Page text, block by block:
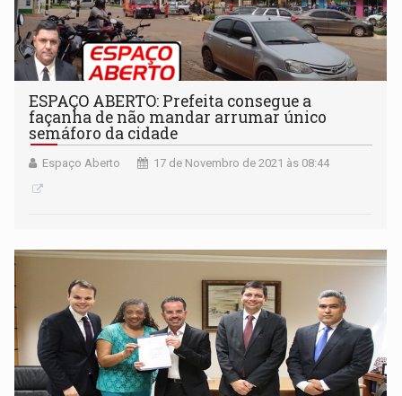
ESPAÇO ABERTO: Prefeita consegue a
façanha de não mandar arrumar único
semáforo da cidade
Espaço Aberto 17 de Novembro de 2021 às 08:44